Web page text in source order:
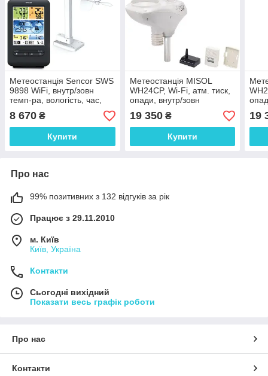
Метеостанція Sencor SWS
9898 WiFi, внутр/зовн
темп-ра, вологість, час,
будильник, атмосферний
тиск, шв. вітру
8 670 ₴
Купити
Метеостанція MISOL
WH24CP, Wi-Fi, атм. тиск,
опади, внутр/зовн
температура, внутр/зовн
вологість, освітленість, шв.
вітру
19 350₴
Купити
вітру
19
Про нас
99% позитивних з 132 відгуків за рік
Працює з 29.11.2010
м. Київ
Київ, Україна
Контакти
Сьогодні вихідний
Показати весь графік роботи
Про нас
Контакти